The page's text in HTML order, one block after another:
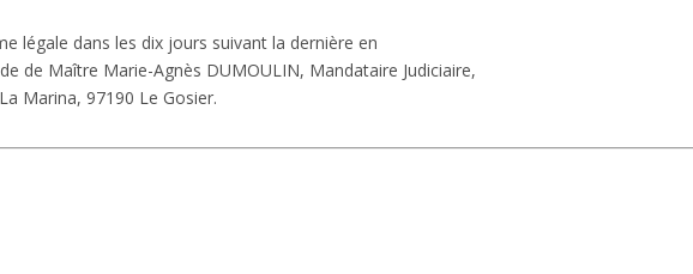
légale dans les dix jours suivant la dernière en
de Maître Marie-Agnès DUMOULIN, Mandataire Judiciaire,
Marina, 97190 Le Gosier.